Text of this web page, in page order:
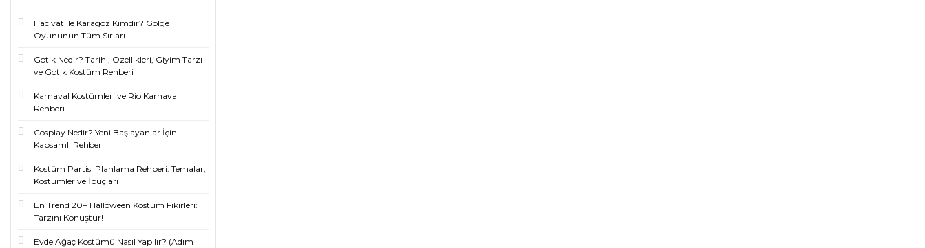
Hacivat ile Karagöz Kimdir? Gölge
Oyununun Tüm Sırları
Gotik Nedir? Tarihi, Özellikleri, Giyim Tarzı
ve Gotik Kostüm Rehberi
Karnaval Kostümleri ve Rio Karnavalı
Rehberi
Cosplay Nedir? Yeni Başlayanlar İçin
Kapsamlı Rehber
Kostüm Partisi Planlama Rehberi: Temalar,
Kostümler ve İpuçları
En Trend 20+ Halloween Kostüm Fikirleri:
Tarzını Konuştur!
Evde Ağaç Kostümü Nasıl Yapılır? (Adım